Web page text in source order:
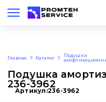
Рус
Главная Каталог
Подушки
Подушка
236-3962
Артикул:236-3962